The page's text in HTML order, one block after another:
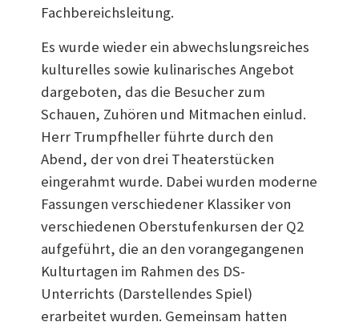
Fachbereichsleitung.
Es wurde wieder ein abwechslungsreiches
kulturelles sowie kulinarisches Angebot
dargeboten, das die Besucher zum
Schauen, Zuhören und Mitmachen einlud.
Herr Trumpfheller führte durch den
Abend, der von drei Theaterstücken
eingerahmt wurde. Dabei wurden moderne
Fassungen verschiedener Klassiker von
verschiedenen Oberstufenkursen der Q2
aufgeführt, die an den vorangegangenen
Kulturtagen im Rahmen des DS-
Unterrichts (Darstellendes Spiel)
erarbeitet wurden. Gemeinsam hatten